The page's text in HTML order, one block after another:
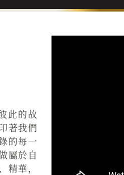
此的故
著我們
的每一
屬於自
華，